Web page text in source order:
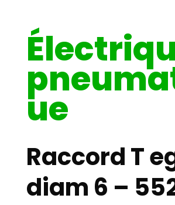
ue
Raccord T
diam 6 –